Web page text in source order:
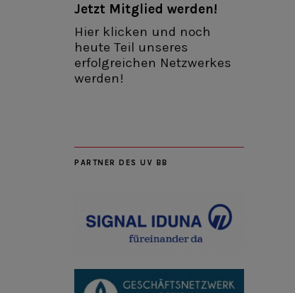
Jetzt Mitglied werden!
Hier klicken und noch
heute Teil unseres
erfolgreichen Netzwerkes
werden!
PARTNER DES UV BB